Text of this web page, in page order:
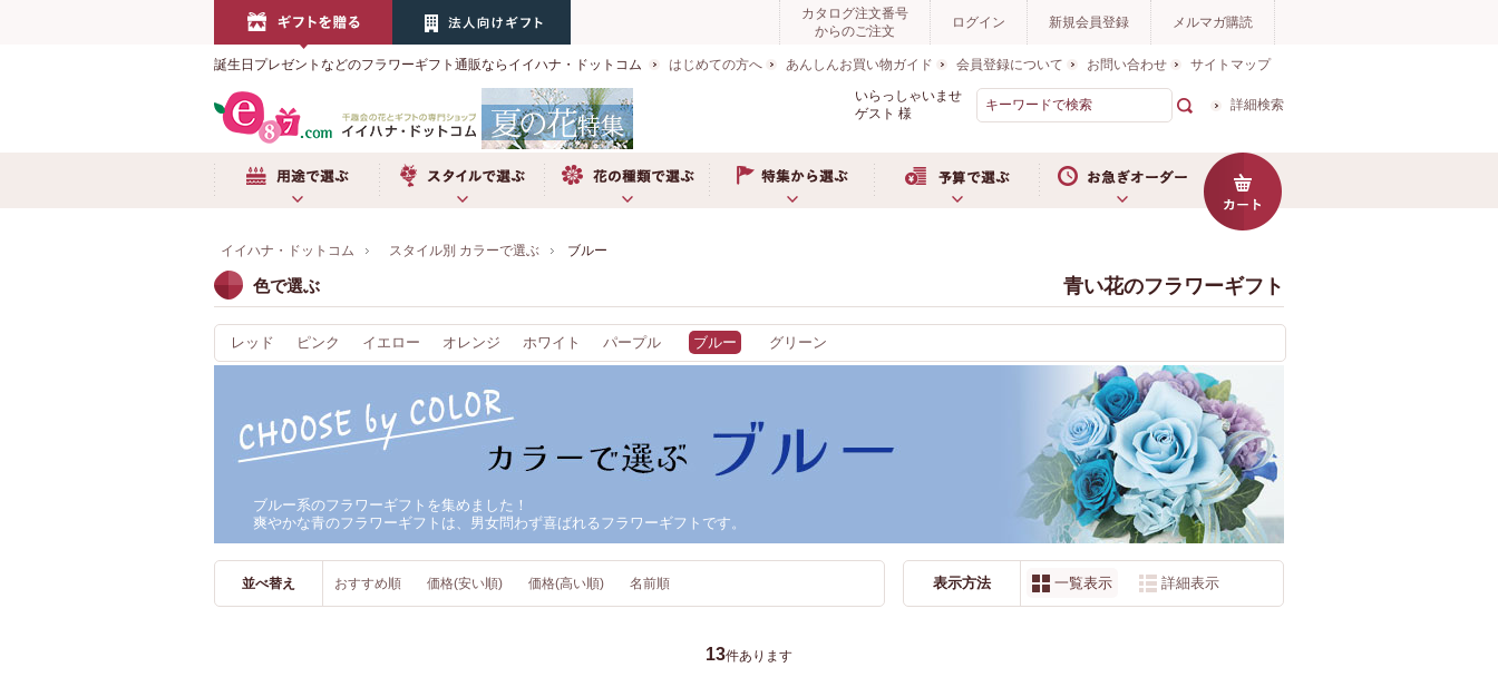
カタログ注文番号
からのご注文
ログイン 新規会員登録 メルマガ購読
誕生日プレゼントなどのフラワーギフト通販ならイイハナ・ドットコム はじめての方へ あんしんお買い物ガイド 会員登録について お問い合わせ
サイトマップ
いらっしゃいませ
ゲスト 様
詳細検索
イイハナ・ドットコム スタイル別 カラーで選ぶ ブルー
色で選ぶ 青い花のフラワーギフト
レッド ピンク イエロー オレンジ ホワイト パープル ブルー グリーン
ブルー系のフラワーギフトを集めました！
爽やかな青のフラワーギフトは、男女問わず喜ばれるフラワーギフトです。
表示方法 一覧表示 詳細表示
並べ替え おすすめ順 価格(安い順) 価格(高い順) 名前順
13件あります